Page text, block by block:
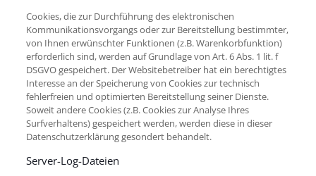
Cookies, die zur Durchführung des elektronischen
Kommunikationsvorgangs oder zur Bereitstellung bestimmter,
von Ihnen erwünschter Funktionen (z.B. Warenkorbfunktion)
erforderlich sind, werden auf Grundlage von Art. 6 Abs. 1 lit. f
DSGVO gespeichert. Der Websitebetreiber hat ein berechtigtes
Interesse an der Speicherung von Cookies zur technisch
fehlerfreien und optimierten Bereitstellung seiner Dienste.
Soweit andere Cookies (z.B. Cookies zur Analyse Ihres
Surfverhaltens) gespeichert werden, werden diese in dieser
Datenschutzerklärung gesondert behandelt.
Server-Log-Dateien